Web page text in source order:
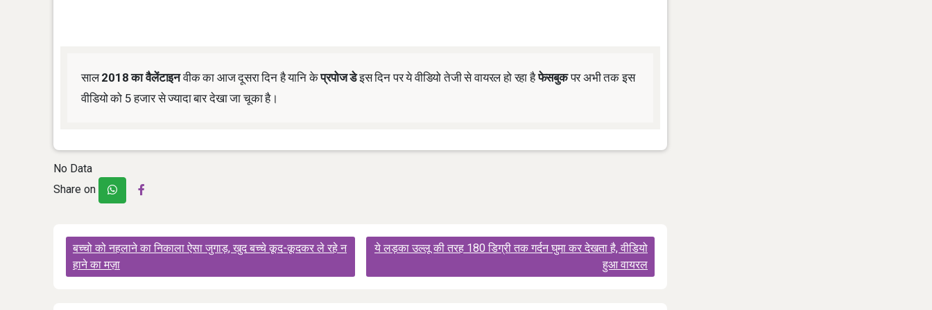
साल2018 का वैलेंटाइनवीक का आज दूसरा दिन है यानि केप्रपोज डेइस दिन पर ये वीडियो तेजी से वायरल हो रहा हैफेसबुकपर अभी तक इस
वीडियो को 5 हजार से ज्यादा बार देखा जा चूका है।
No Data
Share on
Post
navigation
बच्चो को नहलाने का निकाला ऐसा जुगाड़, खुद बच्चे कूद-कूदकर ले रहे न
हाने का मज़ा
ये लड़का उल्लू की तरह 180 डिग्री तक गर्दन घुमा कर देखता है, वीडियो
हुआ वायरल